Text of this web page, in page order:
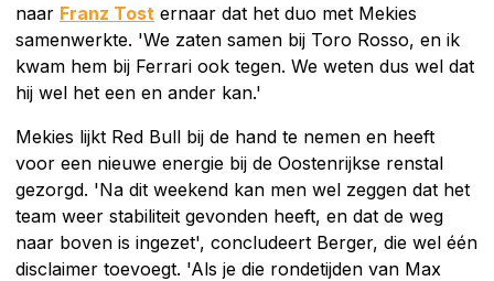
naar Franz Tost ernaar dat het duo met Mekies
samenwerkte. 'We zaten samen bij Toro Rosso, en ik
kwam hem bij Ferrari ook tegen. We weten dus wel dat
hij wel het een en ander kan.'
Mekies lijkt Red Bull bij de hand te nemen en heeft
voor een nieuwe energie bij de Oostenrijkse renstal
gezorgd. 'Na dit weekend kan men wel zeggen dat het
team weer stabiliteit gevonden heeft, en dat de weg
naar boven is ingezet', concludeert Berger, die wel één
disclaimer toevoegt. 'Als je die rondetijden van Max